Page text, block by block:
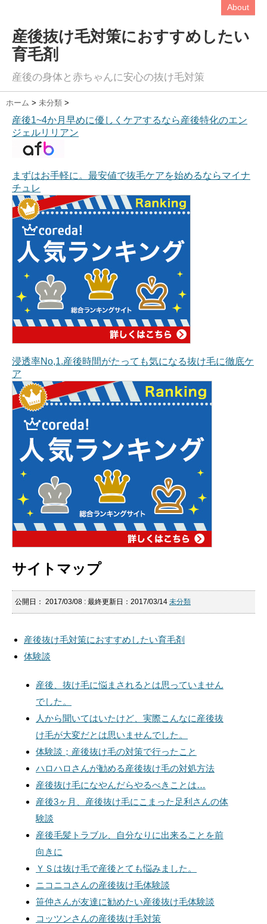
About
産後抜け毛対策におすすめしたい
育毛剤
産後の身体と赤ちゃんに安心の抜け毛対策
ホーム > 未分類 >
産後1~4か月早めに優しくケアするなら産後特化のエン
ジェルリリアン
まずはお手軽に。最安値で抜毛ケアを始めるならマイナ
チュレ
浸透率No,1.産後時間がたっても気になる抜け毛に徹底ケ
ア
サイトマップ
公開日： 2017/03/08 : 最終更新日：2017/03/14 未分類
産後抜け毛対策におすすめしたい育毛剤
体験談
産後、抜け毛に悩まされるとは思っていません
でした。
人から聞いてはいたけど、実際こんなに産後抜
け毛が大変だとは思いませんでした。
体験談；産後抜け毛の対策で行ったこと
ハロハロさんが勧める産後抜け毛の対処方法
産後抜け毛になやんだらやるべきことは…
産後3ヶ月、産後抜け毛にこまった足利さんの体
験談
産後毛髪トラブル、自分なりに出来ることを前
向きに
ＹＳは抜け毛で産後とても悩みました。
ニコニコさんの産後抜け毛体験談
笹仲さんが友達に勧めたい産後抜け毛体験談
コッツンさんの産後抜け毛対策